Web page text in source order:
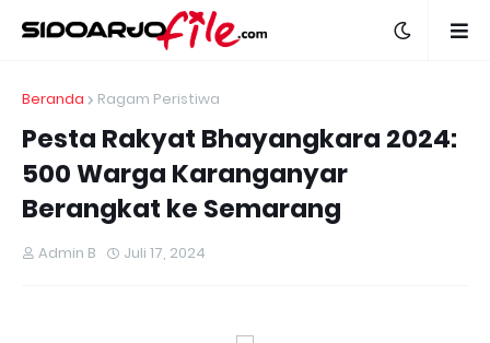
Beranda Ragam Peristiwa
Pesta Rakyat Bhayangkara 2024:
500 Warga Karanganyar
Berangkat ke Semarang
Admin B Juli 17, 2024